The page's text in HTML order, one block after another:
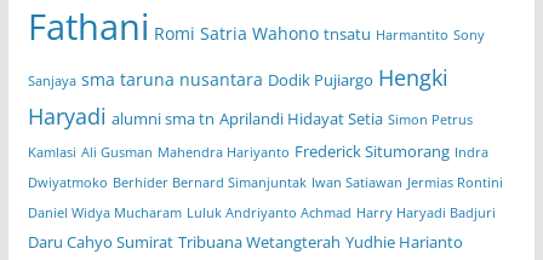
Fathani Romi Satria Wahono tnsatu Harmantito Sony
Sanjaya sma taruna nusantara Dodik Pujiargo Hengki
Haryadi alumni sma tn Aprilandi Hidayat Setia Simon Petrus
Kamlasi Ali Gusman Mahendra Hariyanto Frederick Situmorang Indra
Dwiyatmoko Berhider Bernard Simanjuntak Iwan Satiawan Jermias Rontini
Daniel Widya Mucharam Luluk Andriyanto Achmad Harry Haryadi Badjuri
Daru Cahyo Sumirat Tribuana Wetangterah Yudhie Harianto